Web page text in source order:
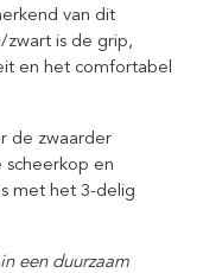
van dit
is de grip,
en het comfortabel
de zwaarder
scheerkop en
met het 3-delig
een duurzaam